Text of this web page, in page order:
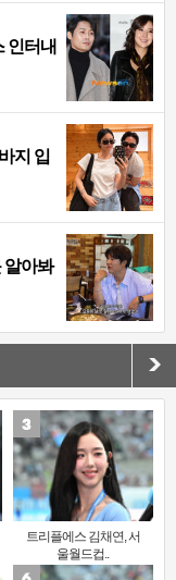
인터내
지 입
알아봐
트리플에스 김채연, 서
울월드컵..